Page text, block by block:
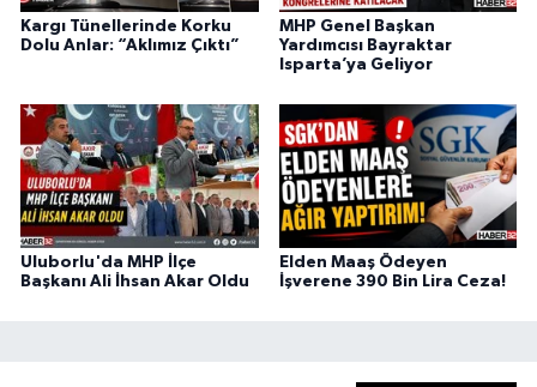
Kargı Tünellerinde Korku
Dolu Anlar: “Aklımız Çıktı”
MHP Genel Başkan
Yardımcısı Bayraktar
Isparta’ya Geliyor
Uluborlu'da MHP İlçe
Başkanı Ali İhsan Akar Oldu
Elden Maaş Ödeyen
İşverene 390 Bin Lira Ceza!